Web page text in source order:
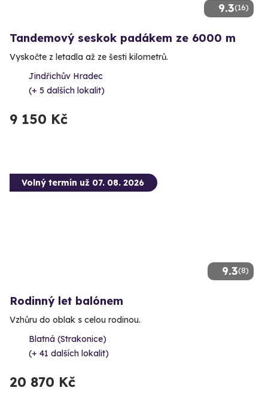
9.3(16)
Tandemový seskok padákem ze 6000 m
Vyskočte z letadla až ze šesti kilometrů.
Jindřichův Hradec
(+ 5 dalších lokalit)
9 150 Kč
9.3(8)
Volný termín už 07. 08. 2026
Rodinný let balónem
Vzhůru do oblak s celou rodinou.
Blatná (Strakonice)
(+ 41 dalších lokalit)
20 870 Kč